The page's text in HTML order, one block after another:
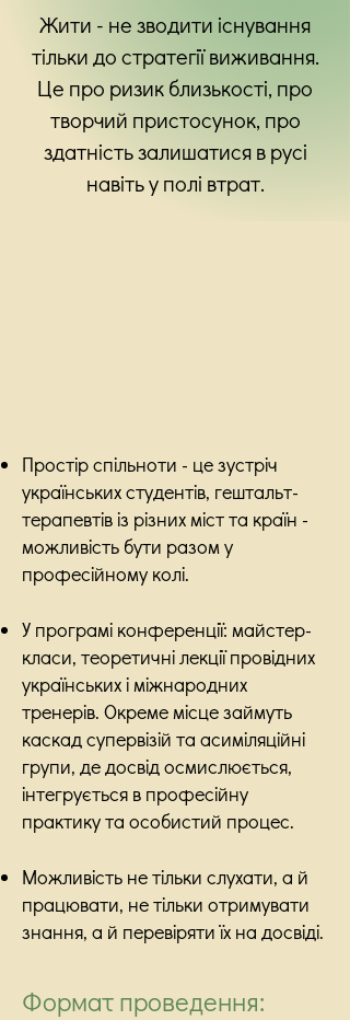
Жити - не зводити існування
тільки до стратегії виживання.
Це про ризик близькості, про
творчий пристосунок, про
здатність залишатися в русі
навіть у полі втрат.
Простір спільноти - це зустріч
українських студентів, гештальт-
терапевтів із різних міст та країн -
можливість бути разом у
професійному колі.
У програмі конференції: майстер-
класи, теоретичні лекції провідних
українських і міжнародних
тренерів. Окреме місце займуть
каскад супервізій та асиміляційні
групи, де досвід осмислюється,
інтегрується в професійну
практику та особистий процес.
Можливість не тільки слухати, а й
працювати, не тільки отримувати
знання, а й перевіряти їх на досвіді.
Формат проведення: